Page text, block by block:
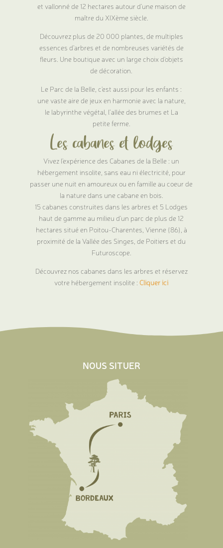
et vallonné de 12 hectares autour d'une maison de
maître du XIXème siècle.
Découvrez plus de 20 000 plantes, de multiples
essences d'arbres et de nombreuses variétés de
fleurs. Une boutique avec un large choix d'objets
de décoration.
Le Parc de la Belle, c'est aussi pour les enfants :
une vaste aire de jeux en harmonie avec la nature,
le labyrinthe végétal, l’allée des brumes et La
petite ferme.
Les cabanes et lodges
Vivez l'expérience des Cabanes de la Belle : un
hébergement insolite, sans eau ni électricité, pour
passer une nuit en amoureux ou en famille au coeur de
la nature dans une cabane en bois.
15 cabanes construites dans les arbres et 5 Lodges
haut de gamme au milieu d'un parc de plus de 12
hectares situé en Poitou-Charentes, Vienne (86), à
proximité de la Vallée des Singes, de Poitiers et du
Futuroscope.
Découvrez nos cabanes dans les arbres et réservez
votre hébergement insolite :Cliquer ici
NOUS SITUER